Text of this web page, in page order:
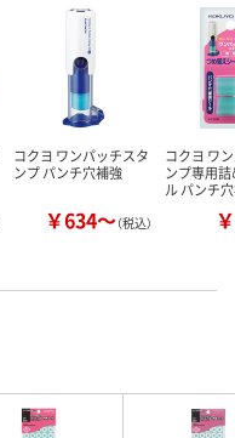
コクヨ ワンパッチスタ
ンプ パンチ穴補強
￥634～（税込）
コクヨ ワ
ンプ専用
ル パンチ